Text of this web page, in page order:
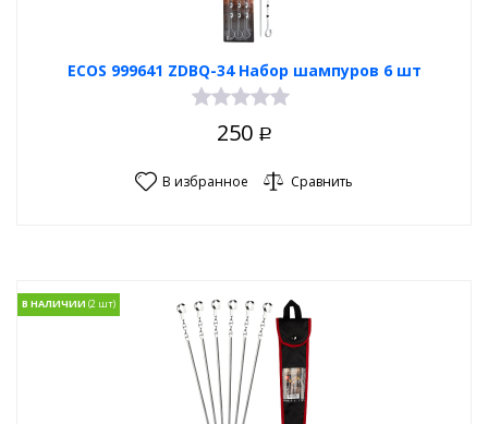
ECOS 999641 ZDBQ-34 Набор шампуров 6 шт
250 Р
В избранное Сравнить
В НАЛИЧИИ